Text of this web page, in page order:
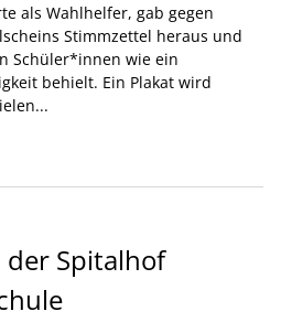
als Wahlhelfer, gab gegen
Stimmzettel heraus und
Schüler*innen wie ein
behielt. Ein Plakat wird
der Spitalhof